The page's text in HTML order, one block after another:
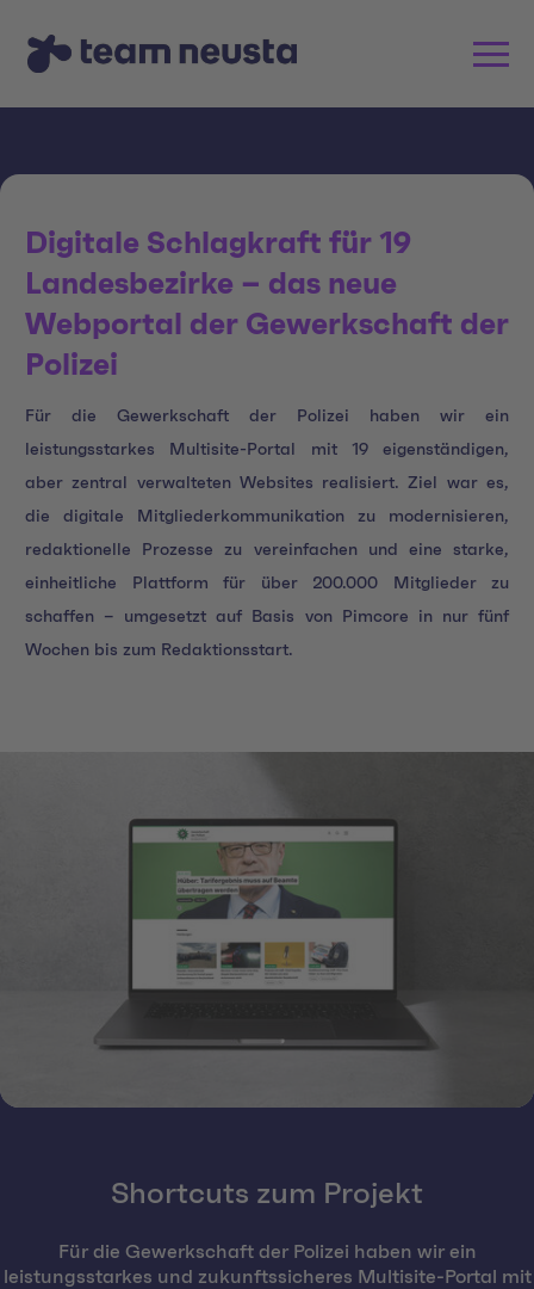
Digitale Schlagkraft für 19
Landesbezirke – das neue
Webportal der Gewerkschaft der
Polizei
Für die Gewerkschaft der Polizei haben wir ein
leistungsstarkes Multisite-Portal mit 19 eigenständigen,
aber zentral verwalteten Websites realisiert. Ziel war es,
die digitale Mitgliederkommunikation zu modernisieren,
redaktionelle Prozesse zu vereinfachen und eine starke,
einheitliche Plattform für über 200.000 Mitglieder zu
schaffen – umgesetzt auf Basis von Pimcore in nur fünf
Wochen bis zum Redaktionsstart.
Shortcuts zum Projekt
Für die Gewerkschaft der Polizei haben wir ein
leistungsstarkes und zukunftssicheres Multisite-Portal mit